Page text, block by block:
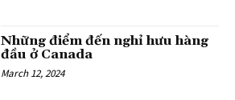
Những điểm đến nghỉ hưu hàng
đầu ở Canada
March 12, 2024